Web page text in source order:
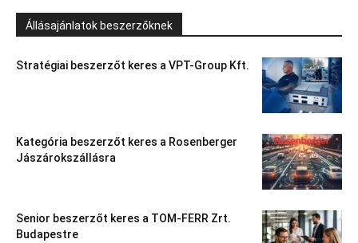
Állásajánlatok beszerzőknek
Stratégiai beszerzőt keres a VPT-Group Kft.
Kategória beszerzőt keres a Rosenberger
Jászárokszállásra
Senior beszerzőt keres a TOM-FERR Zrt.
Budapestre